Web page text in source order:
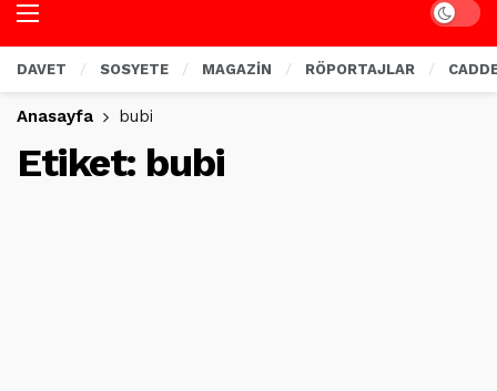
Dark
DAVET SOSYETE MAGAZİN RÖPORTAJLAR
Anasayfa bubi
Etiket: bubi